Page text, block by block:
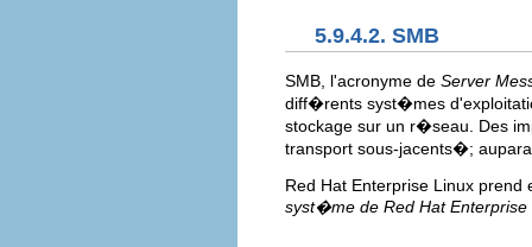
5.9.4.2. SMB
SMB, l'acronyme de Server
diff�rents syst�mes
stockage sur un r�seau. Des
transport sous-jacents�;
Red Hat Enterprise Linux
syst�me de Red Hat Enterprise